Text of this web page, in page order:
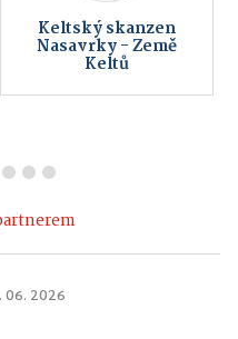
Keltský skanzen
Nasavrky - Země
Keltů
06. 2026